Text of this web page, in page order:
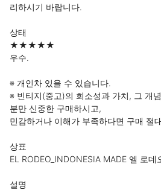
리하시기 바랍니다.
상태
★★★★★
우수.
※ 개인차 있을 수 있습니다.
※ 빈티지(중고)의 희소성과 가치, 그 개
분만 신중한 구매하시고,
민감하거나 이해가 부족하다면 구매 절
상표
EL RODEO_INDONESIA MADE 엘 로데
설명